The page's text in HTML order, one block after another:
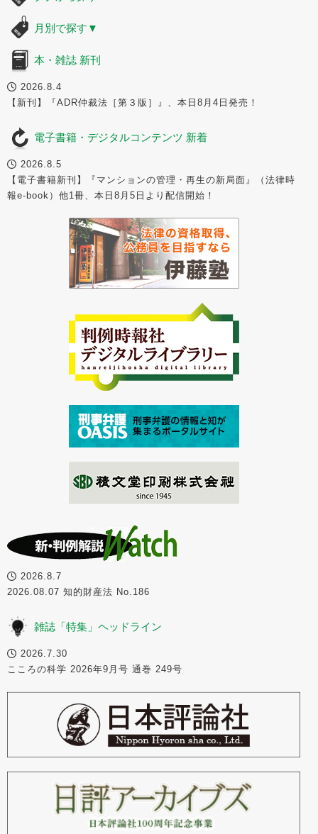
月別で探す ▼
本・雑誌 新刊
2026.8.4
【新刊】『ADR仲裁法［第３版］』、本日8月4日発売！
電子書籍・デジタルコンテンツ 新着
2026.8.5
【電子書籍新刊】『マンションの管理・再生の新局面』（法律時
報e-book）他1冊、本日8月5日より配信開始！
2026.8.7
2026.08.07 知的財産法 No.186
雑誌「特集」ヘッドライン
2026.7.30
こころの科学 2026年9月号 通巻 249号